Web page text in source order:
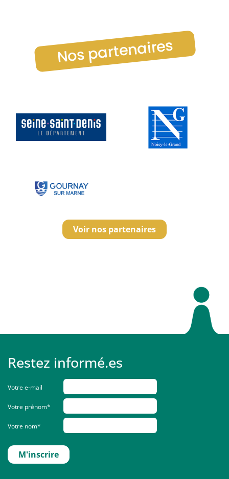
Nos partenaires
Voir nos partenaires
Restez informé.es
Votre e-mail
Votre prénom*
Votre nom*